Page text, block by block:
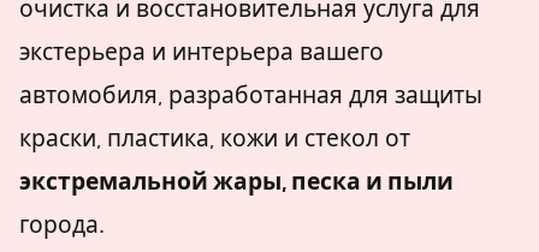
очистка и восстановительная услуга для
экстерьера и интерьера вашего
автомобиля, разработанная для защиты
краски, пластика, кожи и стекол от
экстремальной жары, песка и пыли
города.